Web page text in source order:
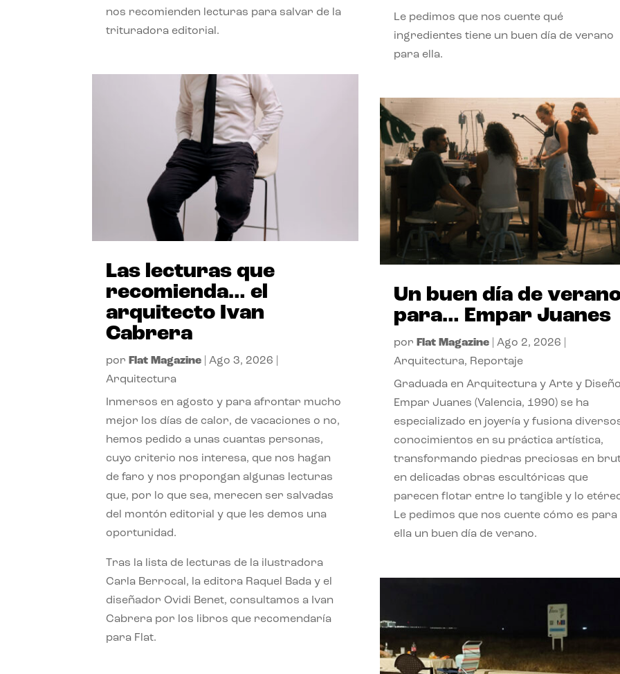
nos recomienden lecturas para salvar de la
trituradora editorial.
Las lecturas que
recomienda… el
arquitecto Ivan
Cabrera
por Flat Magazine |Ago 3, 2026
Arquitectura
Inmersos en agosto y para afrontar mucho
mejor los días de calor, de vacaciones o no,
hemos pedido a unas cuantas personas,
cuyo criterio nos interesa, que nos hagan
de faro y nos propongan algunas lecturas
que, por lo que sea, merecen ser salvadas
del montón editorial y que les demos una
oportunidad.
Tras la lista de lecturas de la ilustradora
Carla Berrocal, la editora Raquel Bada y el
diseñador Ovidi Benet, consultamos a Ivan
Cabrera por los libros que recomendaría
para Flat.
Le pedimos que nos cuente qué
ingredientes tiene un buen día de verano
para ella.
Un buen día de
para… Empar Juanes
por Flat Magazine| Ago 2, 2026
Arquitectura, Reportaje
Graduada en Arquitectura y Arte y
Empar Juanes (Valencia, 1990) se ha
especializado en joyería y fusiona
conocimientos en su práctica artística,
transformando piedras preciosas en
en delicadas obras escultóricas que
parecen flotar entre lo tangible y lo
Le pedimos que nos cuente cómo es para
ella un buen día de verano.